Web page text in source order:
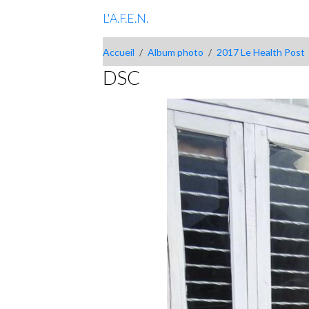
L'A.F.E.N.
Accueil Album photo 2017 Le Health Post
DSC